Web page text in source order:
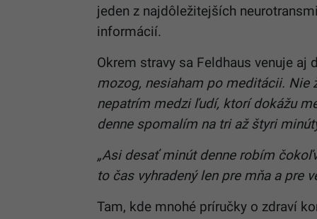
jeden z najdôležitejších
informácií.
Okrem stravy sa Feldhaus venuje aj
mozog, nesiaham po meditácii. Nie
nepatrím medzi ľudí, ktorí dokážu
denne spomalím na tri až štyri
„Asi desať minút denne robím
to čas vyhradený len pre mňa a pre
Tam, kde mnohé príručky o zdraví